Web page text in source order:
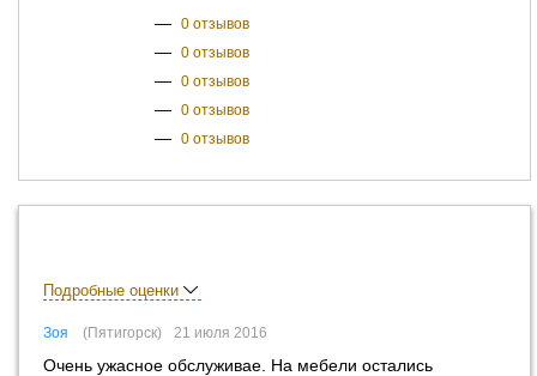
— 0 отзывов
— 0 отзывов
— 0 отзывов
— 0 отзывов
— 0 отзывов
Подробные оценки
Зоя Пятигорск 21 июля 2016
Очень ужасное обслуживае. На мебели остались